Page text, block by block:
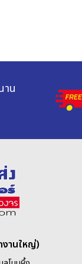
าน
งานใหญ่)